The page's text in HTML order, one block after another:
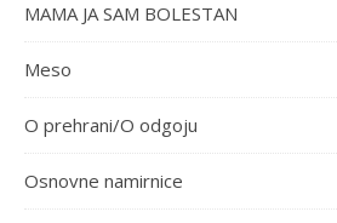
MAMA JA SAM BOLESTAN
Meso
O prehrani/O odgoju
Osnovne namirnice